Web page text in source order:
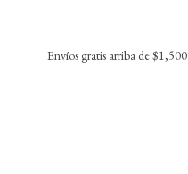
Envíos gratis arriba de $1,500